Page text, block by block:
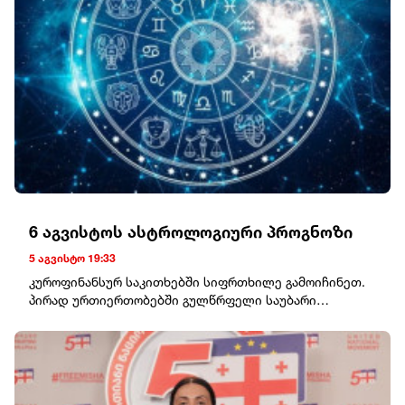
აღმაშენებლის ხეივანი #64საკონტაქტო პირი: აკაკი
ლუკავა 598 997 200
6 აგვისტოს ასტროლოგიური პროგნოზი
5 აგვისტო 19:33
კუროფინანსურ საკითხებში სიფრთხილე გამოიჩინეთ.
პირად ურთიერთობებში გულწრფელი საუბარი
გამოიღებს.ტყუპებიკომუნიკაციისთვის ხელსაყრელი
დღეა. ახალი ნაცნობობა ან საინტერესო შეთავაზება
თქვენს გეგმებს შეცვლის.კირჩხიბისაკუთარ
ჯანმრთელობასა და დასვენებას მეტი ყურადღება